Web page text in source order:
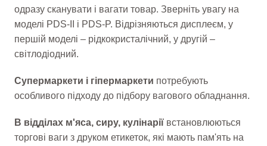
одразу сканувати і вагати товар. Зверніть увагу на
моделі PDS-II і PDS-P. Відрізняються дисплеєм, у
першій моделі – рідкокристалічний, у другій –
світлодіодний.
Супермаркети і гіпермаркети потребують
особливого підходу до підбору вагового обладнання.
В відділах м'яса, сиру, кулінарії встановлюються
торгові ваги з друком етикеток, які мають пам'ять на